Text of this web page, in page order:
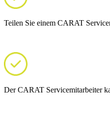
Teilen Sie einem CARAT
Der CARAT Servicemitarbeiter